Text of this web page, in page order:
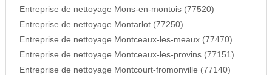
Entreprise de nettoyage Mons-en-montois (77520)
Entreprise de nettoyage Montarlot (77250)
Entreprise de nettoyage Montceaux-les-meaux (77470)
Entreprise de nettoyage Montceaux-les-provins (77151)
Entreprise de nettoyage Montcourt-fromonville (77140)